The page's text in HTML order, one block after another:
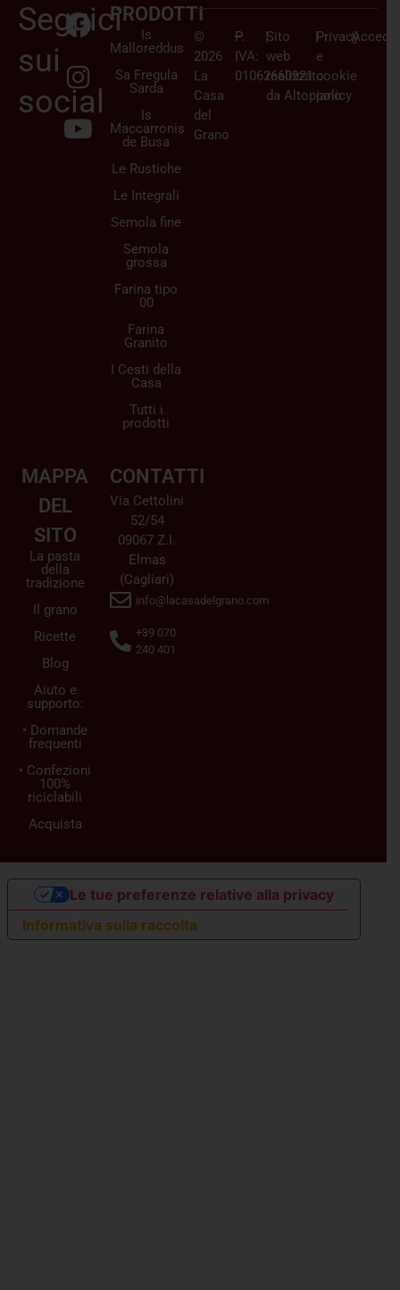
Seguici
sui
social
PRODOTTI
Is
Malloreddus
Sa Fregula
Sarda
Is
Maccarronis
de Busa
Le Rustiche
Le Integrali
Semola fine
Semola
grossa
Farina tipo
00
Farina
Granito
I Cesti della
Casa
Tutti i
prodotti
MAPPA
DEL
SITO
La pasta
della
tradizione
Il grano
Ricette
Blog
Aiuto e
supporto:
• Domande
frequenti
• Confezioni
100%
riciclabili
Acquista
CONTATTI
Via Cettolini
52/54
09067 Z.I.
Elmas
(Cagliari)
info@lacasadelgrano.com
+39 070
240 401
©
2026
La
Casa
del
Grano
–
P.
IVA:
01062660921
|Sito
web
realizzato
da Altopiano
|Privacy
e
cookie
policy
|
Informativa sulla raccolta
Le tue preferenze relative alla privacy